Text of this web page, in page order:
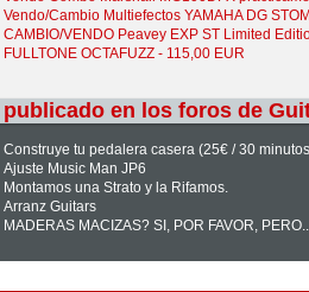
Vendo/Cambio Multiefectos YAMAHA DG
CAMBIO/VENDO Peavey EXP ST Limited
FULLTONE OCTAFUZZ - 115,00 EUR
publicado en los foros de
Construye tu pedalera casera (25€ / 30
Ajuste Music Man JP6
Montamos una Strato y la Rifamos.
Arranz Guitars
MADERAS MACIZAS? SI, POR FAVOR,